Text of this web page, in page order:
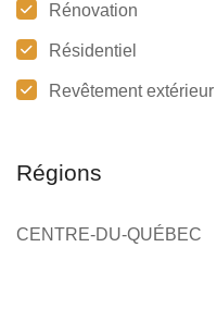
Rénovation
Résidentiel
Revêtement extérieur
Régions
CENTRE-DU-QUÉBEC